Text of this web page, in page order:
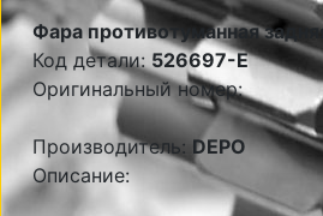
Фара противотуманная
Код детали: 526697-E
Оригинальный номер:
Производитель: DEPO
Описание: